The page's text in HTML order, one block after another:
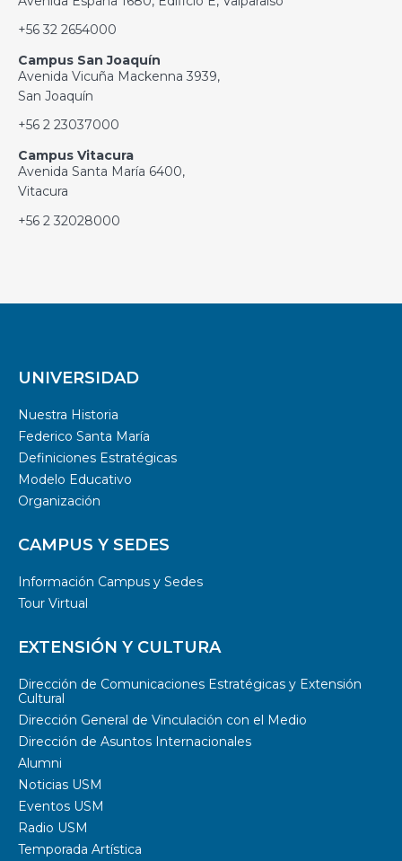
+56 32 2654000
Campus San Joaquín
Avenida Vicuña Mackenna 3939,
San Joaquín
+56 2 23037000
Campus Vitacura
Avenida Santa María 6400,
Vitacura
+56 2 32028000
UNIVERSIDAD
Nuestra Historia
Federico Santa María
Definiciones Estratégicas
Modelo Educativo
Organización
CAMPUS Y SEDES
Información Campus y Sedes
Tour Virtual
EXTENSIÓN Y CULTURA
Dirección de Comunicaciones Estratégicas y Extensión
Cultural
Dirección General de Vinculación con el Medio
Dirección de Asuntos Internacionales
Alumni
Noticias USM
Eventos USM
Radio USM
Temporada Artística